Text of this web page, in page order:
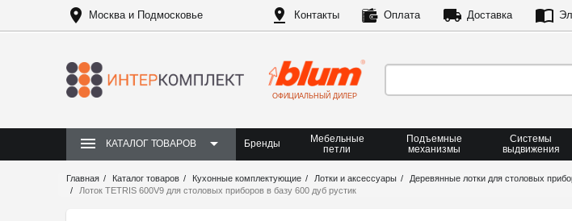
Москва и Подмосковье Контакты Оплата Доставка
ОФИЦИАЛЬНЫЙ ДИЛЕР
КАТАЛОГ ТОВАРОВ Бренды
Мебельные
петли
Подъемные
механизмы
Системы
выдвижения
Главная Каталог товаров Кухонные комплектующие Лотки и аксессуары Деревянные лотки для столовых
Лоток TETRIS 600V9 для столовых приборов в базу 600 дуб рустик